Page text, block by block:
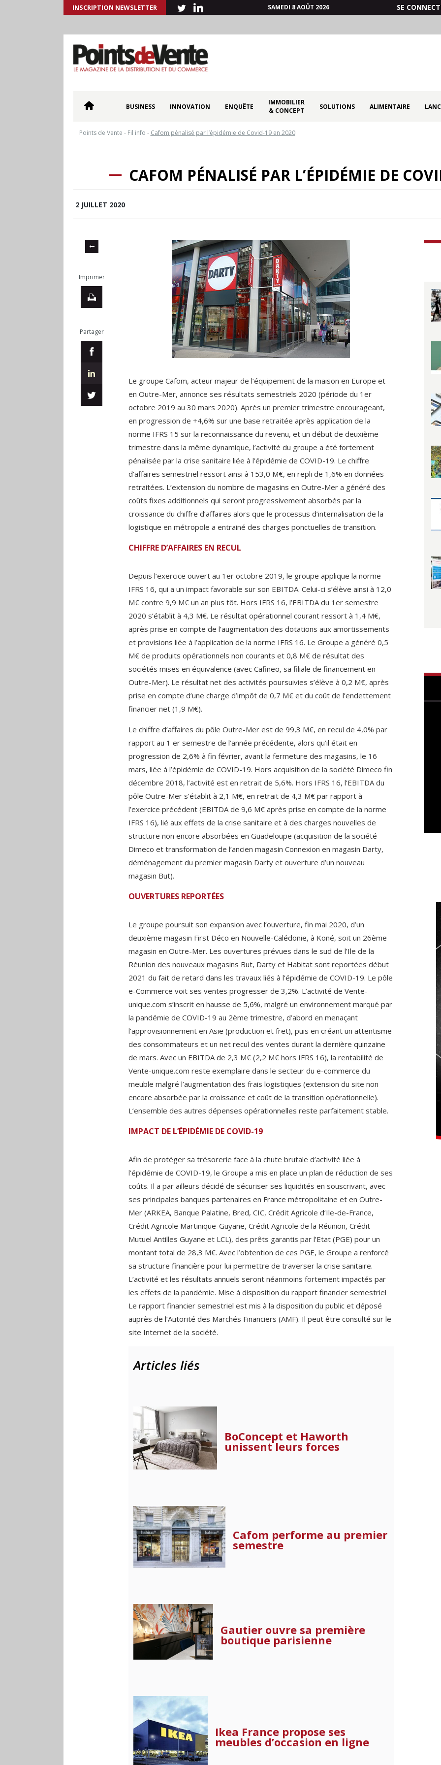
INSCRIPTION NEWSLETTER SAMEDI 8 AOÛT 2026 SE
BUSINESS INNOVATION ENQUÊTE
IMMOBILIER
& CONCEPT
SOLUTIONS ALIMENTAIRE
Points de Vente - Fil info - Cafom pénalisé par l’épidémie de Covid-19 en 2020
CAFOM PÉNALISÉ PAR L’ÉPIDÉMIE DE
2 JUILLET 2020
Imprimer
Partager
Le groupe Cafom, acteur majeur de l’équipement de la maison en Europe et
en Outre-Mer, annonce ses résultats semestriels 2020 (période du 1er
octobre 2019 au 30 mars 2020). Après un premier trimestre encourageant,
en progression de +4,6% sur une base retraitée après application de la
norme IFRS 15 sur la reconnaissance du revenu, et un début de deuxième
trimestre dans la même dynamique, l’activité du groupe a été fortement
pénalisée par la crise sanitaire liée à l’épidémie de COVID-19. Le chiffre
d’affaires semestriel ressort ainsi à 153,0 M€, en repli de 1,6% en données
retraitées. L’extension du nombre de magasins en Outre-Mer a généré des
coûts fixes additionnels qui seront progressivement absorbés par la
croissance du chiffre d’affaires alors que le processus d’internalisation de la
logistique en métropole a entrainé des charges ponctuelles de transition.
CHIFFRE D’AFFAIRES EN RECUL
Depuis l’exercice ouvert au 1er octobre 2019, le groupe applique la norme
IFRS 16, qui a un impact favorable sur son EBITDA. Celui-ci s’élève ainsi à 12,0
M€ contre 9,9 M€ un an plus tôt. Hors IFRS 16, l’EBITDA du 1er semestre
2020 s’établit à 4,3 M€. Le résultat opérationnel courant ressort à 1,4 M€,
après prise en compte de l’augmentation des dotations aux amortissements
et provisions liée à l’application de la norme IFRS 16. Le Groupe a généré 0,5
M€ de produits opérationnels non courants et 0,8 M€ de résultat des
sociétés mises en équivalence (avec Cafineo, sa filiale de financement en
Outre-Mer). Le résultat net des activités poursuivies s’élève à 0,2 M€, après
prise en compte d’une charge d’impôt de 0,7 M€ et du coût de l’endettement
financier net (1,9 M€).
Le chiffre d’affaires du pôle Outre-Mer est de 99,3 M€, en recul de 4,0% par
rapport au 1 er semestre de l’année précédente, alors qu’il était en
progression de 2,6% à fin février, avant la fermeture des magasins, le 16
mars, liée à l’épidémie de COVID-19. Hors acquisition de la société Dimeco fin
décembre 2018, l’activité est en retrait de 5,6%. Hors IFRS 16, l’EBITDA du
pôle Outre-Mer s’établit à 2,1 M€, en retrait de 4,3 M€ par rapport à
l’exercice précédent (EBITDA de 9,6 M€ après prise en compte de la norme
IFRS 16), lié aux effets de la crise sanitaire et à des charges nouvelles de
structure non encore absorbées en Guadeloupe (acquisition de la société
Dimeco et transformation de l’ancien magasin Connexion en magasin Darty,
déménagement du premier magasin Darty et ouverture d’un nouveau
magasin But).
OUVERTURES REPORTÉES
Le groupe poursuit son expansion avec l’ouverture, fin mai 2020, d’un
deuxième magasin First Déco en Nouvelle-Calédonie, à Koné, soit un 26ème
magasin en Outre-Mer. Les ouvertures prévues dans le sud de l’Ile de la
Réunion des nouveaux magasins But, Darty et Habitat sont reportées début
2021 du fait de retard dans les travaux liés à l’épidémie de COVID-19. Le pôle
e-Commerce voit ses ventes progresser de 3,2%. L’activité de Vente-
unique.com s’inscrit en hausse de 5,6%, malgré un environnement marqué par
la pandémie de COVID-19 au 2ème trimestre, d’abord en menaçant
l’approvisionnement en Asie (production et fret), puis en créant un attentisme
des consommateurs et un net recul des ventes durant la dernière quinzaine
de mars. Avec un EBITDA de 2,3 M€ (2,2 M€ hors IFRS 16), la rentabilité de
Vente-unique.com reste exemplaire dans le secteur du e-commerce du
meuble malgré l’augmentation des frais logistiques (extension du site non
encore absorbée par la croissance et coût de la transition opérationnelle).
L’ensemble des autres dépenses opérationnelles reste parfaitement stable.
IMPACT DE L’ÉPIDÉMIE DE COVID-19
Afin de protéger sa trésorerie face à la chute brutale d’activité liée à
l’épidémie de COVID-19, le Groupe a mis en place un plan de réduction de ses
coûts. Il a par ailleurs décidé de sécuriser ses liquidités en souscrivant, avec
ses principales banques partenaires en France métropolitaine et en Outre-
Mer (ARKEA, Banque Palatine, Bred, CIC, Crédit Agricole d’Ile-de-France,
Crédit Agricole Martinique-Guyane, Crédit Agricole de la Réunion, Crédit
Mutuel Antilles Guyane et LCL), des prêts garantis par l’Etat (PGE) pour un
montant total de 28,3 M€. Avec l’obtention de ces PGE, le Groupe a renforcé
sa structure financière pour lui permettre de traverser la crise sanitaire.
L’activité et les résultats annuels seront néanmoins fortement impactés par
les effets de la pandémie. Mise à disposition du rapport financier semestriel
Le rapport financier semestriel est mis à la disposition du public et déposé
auprès de l’Autorité des Marchés Financiers (AMF). Il peut être consulté sur le
site Internet de la société.
Articles liés
BoConcept et Haworth
unissent leurs forces
Cafom performe au premier
semestre
Gautier ouvre sa première
boutique parisienne
Ikea France propose ses
meubles d’occasion en ligne